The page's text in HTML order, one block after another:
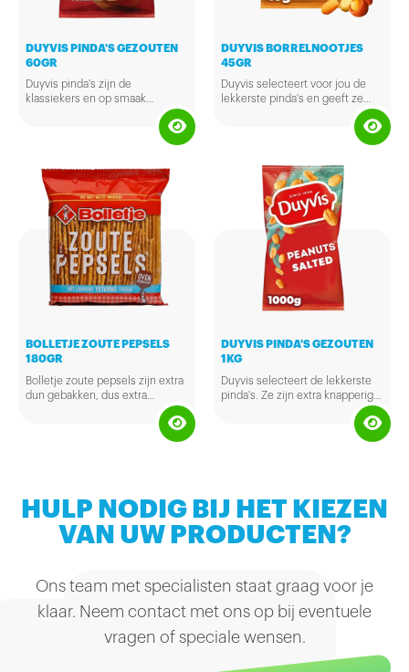
DUYVIS PINDA'S GEZOUTEN
60GR
Duyvis pinda's zijn de
klassiekers en op smaak
gebracht met een beetje zout.
Beschikbaar in een handige
kleinverpakking. Ze zijn extra
boordevol goede onverzadigde
vetten, vitaminen en mineralen.
DUYVIS BORRELNOOTJES
45GR
Duyvis selecteert voor jou de
lekkerste pinda's en geeft ze
kunstmatige kleurstoffen. Lekker
BOLLETJE ZOUTE PEPSELS
180GR
Bolletje zoute pepsels zijn extra
dun gebakken, dus extra
geen 3% vet en zijn dus vetarm!
Er is maar een probleem: het
Pepsels bestrooid met zout
Lekker bij de borrel of gewoon
DUYVIS PINDA'S GEZOUTEN
1KG
Duyvis selecteert de lekkerste
pinda's. Ze zijn extra knapperig
en smakelijk en zitten daarnaast
boordevol goede onverzadigde
HULP NODIG BIJ HET KIEZEN
VAN UW PRODUCTEN?
Ons team met specialisten staat graag voor je
klaar. Neem contact met ons op bij eventuele
vragen of speciale wensen.